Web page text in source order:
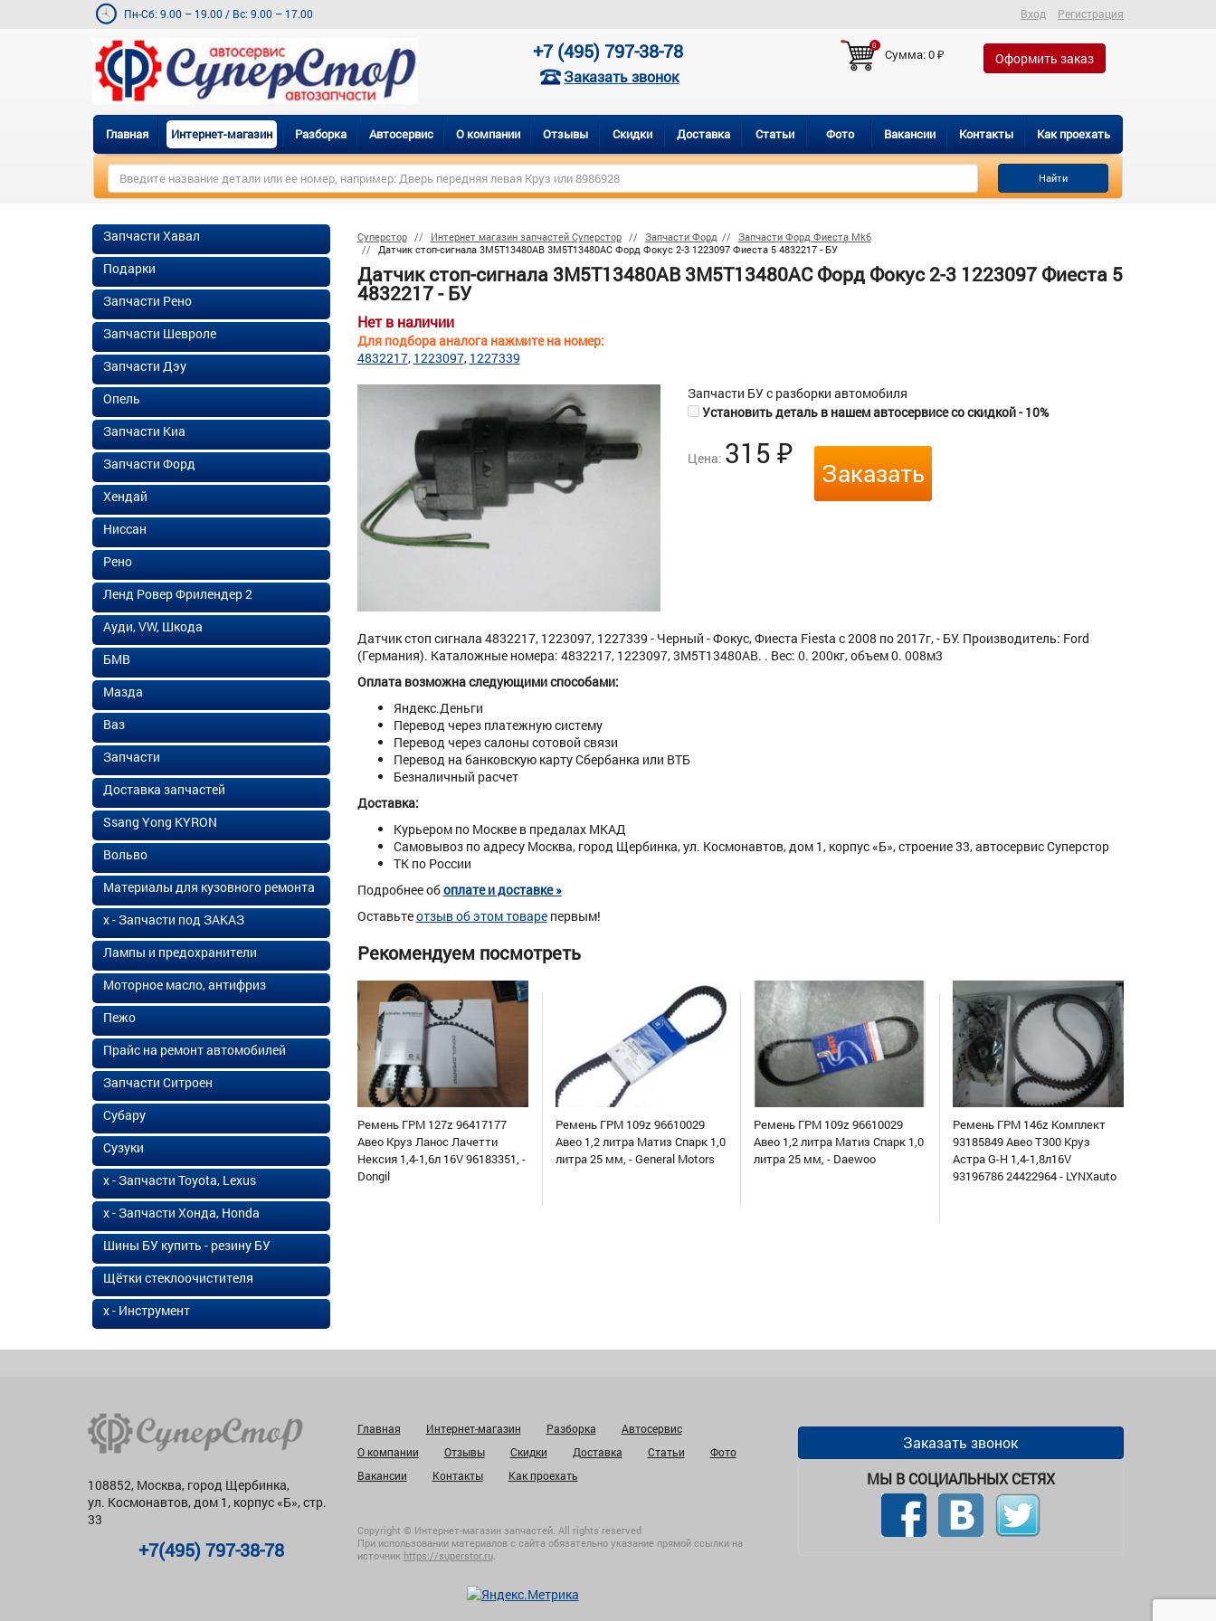
Пн-Сб: 9.00 – 19.00 / Вс: 9.00 – 17.00 Вход Регистрация
+7 (495) 797-38-78
Заказать звонок
0
Сумма:0₽ Оформить заказ
Главная Интернет-магазин Разборка Автосервис О компании Отзывы Скидки Доставка Статьи Фото Вакансии Контакты Как проехать
Найти
Суперстор Интернет магазин запчастей Суперстор Запчасти Форд
Запчасти Форд Фиеста Mk6
Датчик стоп-сигнала 3M5T13480AB 3M5T13480AC Форд Фокус 2-3 1223097 Фиеста 5 4832217 - БУ
Датчик стоп-сигнала 3M5T13480AB 3M5T13480AC Форд Фокус 2-3 1223097 Фиеста 5
4832217 - БУ
Нет в наличии
Для подбора аналога нажмите на номер:
4832217 1223097 1227339
Запчасти БУ с разборки автомобиля
Установить деталь в нашем автосервисе со скидкой - 10%
Цена: 315₽
Заказать
Датчик стоп сигнала 4832217, 1223097, 1227339 - Черный - Фокус, Фиеста Fiesta с 2008 по 2017г, - БУ. Производитель: Ford
(Германия). Каталожные номера: 4832217, 1223097, 3M5T13480AB. . Вес: 0. 200кг, объем 0. 008м3
Оплата возможна следующими способами:
Яндекс.Деньги
Перевод через платежную систему
Перевод через салоны сотовой связи
Перевод на банковскую карту Сбербанка или ВТБ
Безналичный расчет
Доставка:
Курьером по Москве в предалах МКАД
Самовывоз по адресу Москва, город Щербинка, ул. Космонавтов, дом 1, корпус «Б», строение 33, автосервис Суперстор
ТК по России
Подробнее обоплате и доставке »
Оставьтеотзыв об этом товарепервым!
Рекомендуем посмотреть
Ремень ГРМ 127z 96417177
Авео Круз Ланос Лачетти
Нексия 1,4-1,6л 16V 96183351, -
Dongil
Ремень ГРМ 109z 96610029
Авео 1,2 литра Матиз Спарк 1,0
литра 25 мм, - General Motors
Ремень ГРМ 109z 96610029
Авео 1,2 литра Матиз Спарк 1,0
литра 25 мм, - Daewoo
Ремень ГРМ 146z Комплект
93185849 Авео Т300 Круз
Астра G-H 1,4-1,8л16V
93196786 24422964 - LYNXauto
Запчасти Хавал
Подарки
Запчасти Рено
Запчасти Шевроле
Запчасти Дэу
Опель
Запчасти Киа
Запчасти Форд
Хендай
Ниссан
Рено
Ленд Ровер Фрилендер 2
Ауди, VW, Шкода
БМВ
Мазда
Ваз
Запчасти
Доставка запчастей
Ssang Yong KYRON
Вольво
Материалы для кузовного ремонта
х - Запчасти под ЗАКАЗ
Лампы и предохранители
Моторное масло, антифриз
Пежо
Прайс на ремонт автомобилей
Запчасти Ситроен
Субару
Сузуки
х - Запчасти Toyota, Lexus
х - Запчасти Хонда, Honda
Шины БУ купить - резину БУ
Щётки стеклоочистителя
х - Инструмент
108852, Москва, город Щербинка,
ул. Космонавтов, дом 1, корпус «Б», стр.
33
+7(495) 797-38-78
Главная Интернет-магазин Разборка
Автосервис
О компании
Отзывы Скидки Доставка Статьи
Фото
Вакансии
Контакты Как проехать
Copyright © Интернет-магазин запчастей. All rights reserved
При использовании материалов с сайта обязательно указание прямой ссылки на
источник https://superstor.ru.
Заказать звонок
МЫ В СОЦИАЛЬНЫХ СЕТЯХ